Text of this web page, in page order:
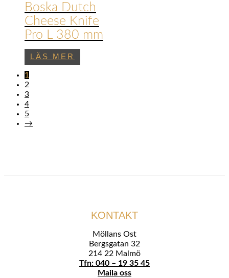
Boska Dutch
Cheese Knife
Pro L 380 mm
LÄS MER
1
2
3
4
5
→
KONTAKT
Möllans Ost
Bergsgatan 32
214 22 Malmö
Tfn: 040 – 19 35 45
Maila oss